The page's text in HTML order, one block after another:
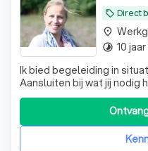
local_offer Direct
Ik bied begeleiding in
Aansluiten bij wat jij nodig
in jouw leven.
place
timelapse 10